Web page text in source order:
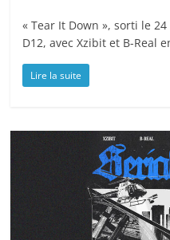
« Tear It Down », sorti le
D12, avec Xzibit et B-Real
Lire la suite